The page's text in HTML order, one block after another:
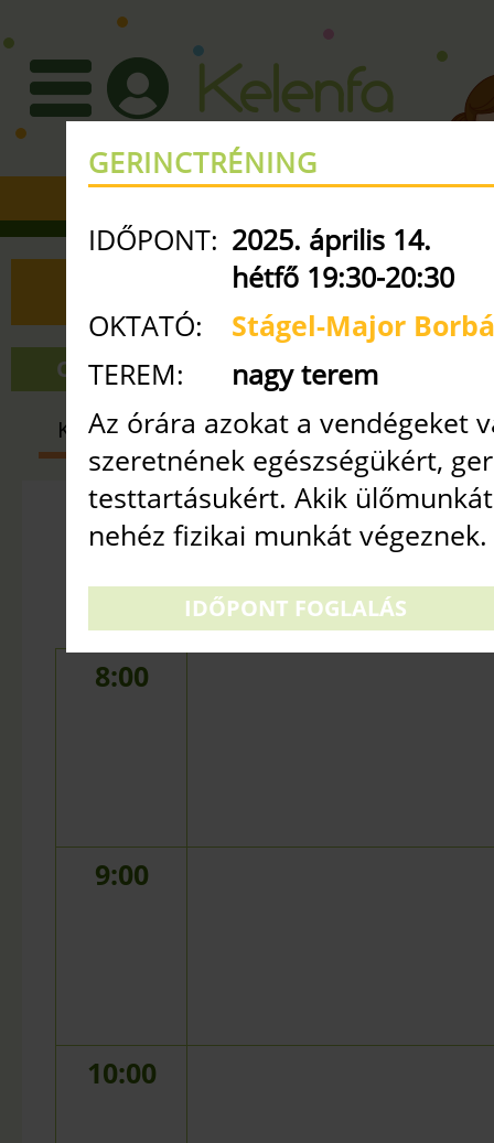
ÓRAREND
ONLINE ÓRÁK NAGY TEREM
KISMAMA BABA-MAMA
NAGY
8:00
9:00
10:00
GERINCTRÉNING
IDŐPONT: 2025. április 14.
hétfő 19:30-20:30
OKTATÓ:
Stágel-Major
TEREM:
nagy terem
Az órára azokat a vendégeket
szeretnének egészségükért,
testtartásukért. Akik
nehéz fizikai munkát végeznek.
IDŐPONT FOGLALÁS